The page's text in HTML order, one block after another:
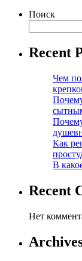
Поиск
Recent
Чем
Как
В
Recent
Нет